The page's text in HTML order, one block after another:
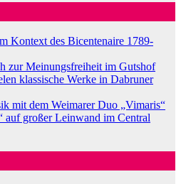
Kontext des Bicentenaire 1789-
zur Meinungsfreiheit im Gutshof
klassische Werke in Dabruner
mit dem Weimarer Duo „Vimaris“
auf großer Leinwand im Central